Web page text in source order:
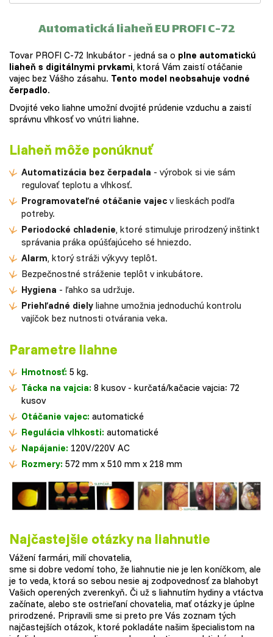
Automatická liaheň EU PROFI C-72
Tovar PROFI C-72 Inkubátor - jedná sa o plne automatickú
liaheň s digitálnymi prvkami, ktorá Vám zaistí otáčanie
vajec bez Vášho zásahu. Tento model neobsahuje vodné
čerpadlo.
Dvojité veko liahne umožní dvojité prúdenie vzduchu a zaistí
správnu vlhkosť vo vnútri liahne.
Liaheň môže ponúknuť
Automatizácia bez čerpadala - výrobok si vie sám
regulovať teplotu a vlhkosť.
Programovateľné otáčanie vajec v lieskách podľa
potreby.
Periodocké chladenie, ktoré stimuluje prirodzený inštinkt
správania práka opúšťajúceho sé hniezdo.
Alarm, ktorý stráži výkyvy teplôt.
Bezpečnostné stráženie teplôt v inkubátore.
Hygiena - ľahko sa udržuje.
Priehľadné diely liahne umožnia jednoduchú kontrolu
vajíčok bez nutnosti otvárania veka.
Parametre liahne
Hmotnosť: 5 kg.
Tácka na vajcia: 8 kusov - kurčatá/kačacie vajcia: 72
kusov
Otáčanie vajec: automatické
Regulácia vlhkosti: automatické
Napájanie: 120V/220V AC
Rozmery: 572 mm x 510 mm x 218 mm
Najčastejšie otázky na liahnutie
Vážení farmári, milí chovatelia,
sme si dobre vedomí toho, že liahnutie nie je len koníčkom, ale
je to veda, ktorá so sebou nesie aj zodpovednosť za blahobyt
Vašich operených zverenkyň. Či už s liahnutím hydiny a vtáctva
začínate, alebo ste ostrieľaní chovatelia, mať otázky je úplne
prirodzené. Pripravili sme si preto pre Vás zoznam tých
najčastejších otázok, ktoré pokladáte našim špecialistom na